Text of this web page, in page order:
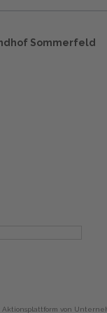
Sommerfeld
Aktionsplattform von